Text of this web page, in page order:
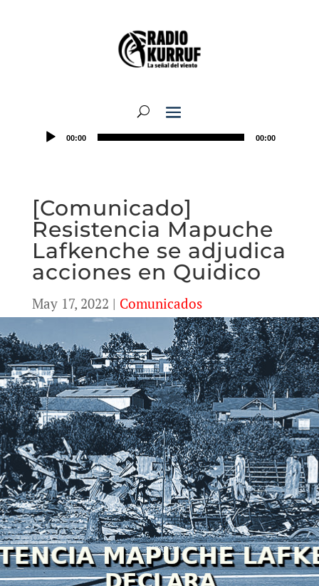
00:00 00:00
[Comunicado]
Resistencia Mapuche
Lafkenche se adjudica
acciones en Quidico
May 17, 2022 | Comunicados